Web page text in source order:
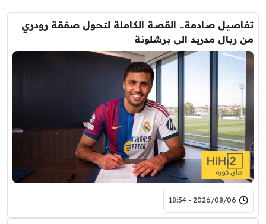
تفاصيل صادمة.. القصة الكاملة لتحول صفقة رودري
من ريال مدريد الى برشلونة
2026/08/06 - 18:54